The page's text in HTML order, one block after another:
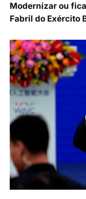
Modernizar ou
Fabril do Exército